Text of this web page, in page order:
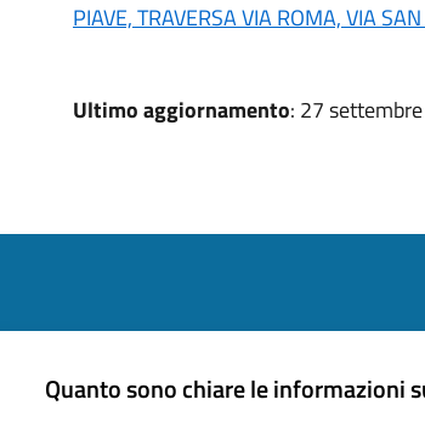
PIAVE, TRAVERSA VIA ROMA, VIA
Ultimo aggiornamento: 27
Quanto sono chiare le informazioni